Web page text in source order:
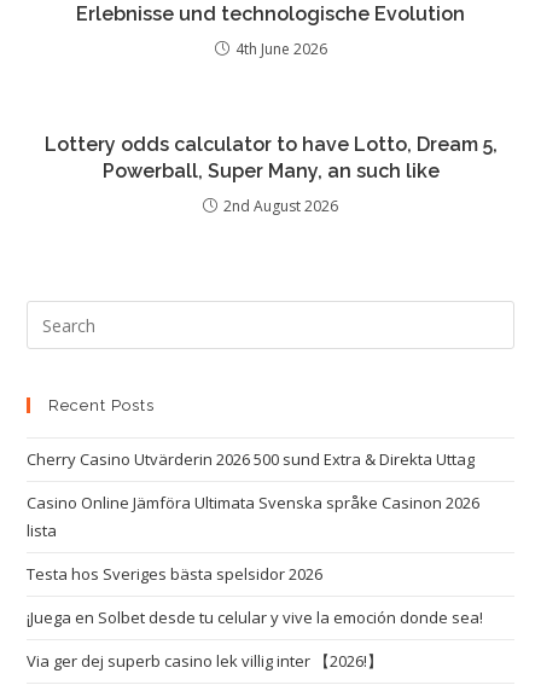
Erlebnisse und technologische Evolution
4th June 2026
Lottery odds calculator to have Lotto, Dream 5,
Powerball, Super Many, an such like
2nd August 2026
Recent Posts
Cherry Casino Utvärderin 2026 500 sund Extra & Direkta Uttag
Casino Online Jämföra Ultimata Svenska språke Casinon 2026 ️
lista
Testa hos Sveriges bästa spelsidor 2026
¡Juega en Solbet desde tu celular y vive la emoción donde sea!
Via ger dej superb casino lek villig inter 【2026!】